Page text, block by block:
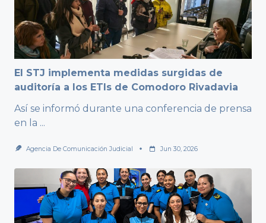
El STJ implementa medidas surgidas de
auditoría a los ETIs de Comodoro Rivadavia
Así se informó durante una conferencia de prensa
en la ...
Agencia De Comunicación Judicial Jun 30, 2026